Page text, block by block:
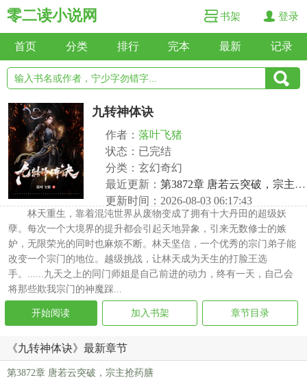
零二读小说网 书架 登录
首页 分类 排行 完本 最新 记录
九转神体诀
作者： 落叶飞猪
状态：已完结
分类：玄幻奇幻
最近更新： 第3872章 唐若云突破，宗主抢药膳
更新时间：2026-08-03 06:17:43
林天重生，靠着混沌世界从废物变成了拥有十大丹田的超级妖
孽。每次一个大境界的提升都会引起天地异象，引来无数修士的嫉
妒，无限荣光的同时也麻烦不断。林天坚信，一个优秀的宗门弟子能
改变一个宗门的地位。越级挑战，让林天成为天生的打脸王选
手。......九天之上的同门师姐是自己前进的动力，终有一天，自己会
将那些欺我宗门的神魔踩...
开始阅读 加入书架 章节目录
《九转神体诀》最新章节
第3872章 唐若云突破，宗主抢药膳